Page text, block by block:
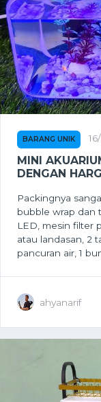
BARANG UNIK
MINI
DENGAN
Packingnya
bubble wrap dan
LED, mesin filter
atau landasan, 2
pancuran air, 1
ahyanarif